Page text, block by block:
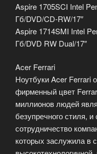
Aspire 1705SCI Intel
Гб/DVD/CD-RW/17″
Aspire 1714SMI Intel
Гб/DVD RW Dual/17″
Acer Ferrari
Ноутбуки Acer Ferrari
фирменный цвет
миллионов людей
безупречного стиля,
сотрудничество
которых заслужила в